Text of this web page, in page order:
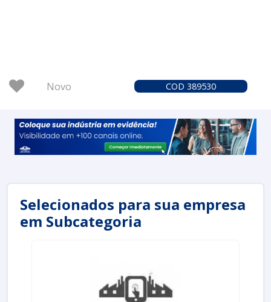
Novo COD 389530
Selecionados para sua empresa
em Subcategoria